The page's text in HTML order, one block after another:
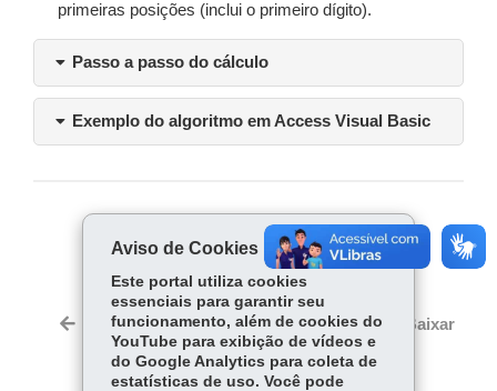
primeiras posições (inclui o primeiro dígito).
Passo a passo do cálculo
Exemplo do algoritmo em Access Visual Basic
COMPARTILHE:
ce
bo
ok
Tw
itt
er
W
ts
Ap
p
Voltar Início Imprimir Baixar
Aviso de Cookies
Este portal utiliza cookies
essenciais para garantir seu
funcionamento, além de cookies do
YouTube para exibição de vídeos e
do Google Analytics para coleta de
estatísticas de uso. Você pode